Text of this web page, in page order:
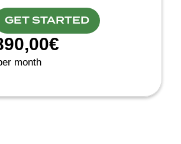
GET STARTED
month